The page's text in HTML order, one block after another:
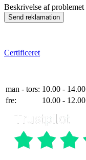
Beskrivelse af problemet
Send reklamation
Certificeret
man - tors: 10.00 - 14.00
fre:
10.00 - 12.00